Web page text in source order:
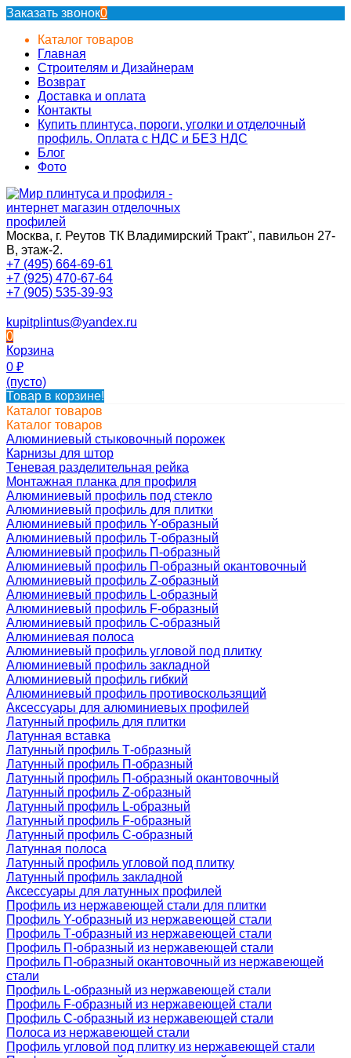
Заказать звонок0
Каталог товаров
Главная
Строителям и Дизайнерам
Возврат
Доставка и оплата
Контакты
Купить плинтуса, пороги, уголки и отделочный
профиль. Оплата с НДС и БЕЗ НДС
Блог
Фото
Москва, г. Реутов ТК Владимирский Тракт", павильон 27-
В, этаж-2.
+7 (495) 664-69-61
+7 (925) 470-67-64
+7 (905) 535-39-93
kupitplintus@yandex.ru
0
Корзина
0 ₽
(пусто)
Товар в корзине!
Каталог товаров
Каталог товаров
Алюминиевый стыковочный порожек
Карнизы для штор
Теневая разделительная рейка
Монтажная планка для профиля
Алюминиевый профиль под стекло
Алюминиевый профиль для плитки
Алюминиевый профиль Y-образный
Алюминиевый профиль Т-образный
Алюминиевый профиль П-образный
Алюминиевый профиль П-образный окантовочный
Алюминиевый профиль Z-образный
Алюминиевый профиль L-образный
Алюминиевый профиль F-образный
Алюминиевый профиль C-образный
Алюминиевая полоса
Алюминиевый профиль угловой под плитку
Алюминиевый профиль закладной
Алюминиевый профиль гибкий
Алюминиевый профиль противоскользящий
Аксессуары для алюминиевых профилей
Латунный профиль для плитки
Латунная вставка
Латунный профиль Т-образный
Латунный профиль П-образный
Латунный профиль П-образный окантовочный
Латунный профиль Z-образный
Латунный профиль L-образный
Латунный профиль F-образный
Латунный профиль C-образный
Латунная полоса
Латунный профиль угловой под плитку
Латунный профиль закладной
Аксессуары для латунных профилей
Профиль из нержавеющей стали для плитки
Профиль Y-образный из нержавеющей стали
Профиль Т-образный из нержавеющей стали
Профиль П-образный из нержавеющей стали
Профиль П-образный окантовочный из нержавеющей
стали
Профиль L-образный из нержавеющей стали
Профиль F-образный из нержавеющей стали
Профиль C-образный из нержавеющей стали
Полоса из нержавеющей стали
Профиль угловой под плитку из нержавеющей стали